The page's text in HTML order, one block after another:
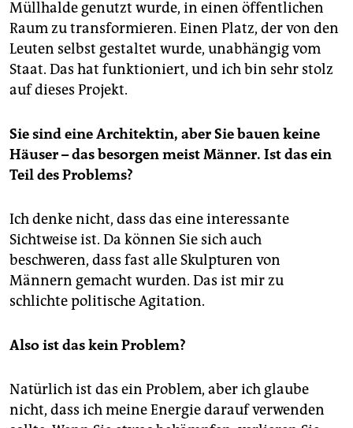
Müllhalde genutzt wurde, in einen öffentlichen
Raum zu transformieren. Einen Platz, der von den
Leuten selbst gestaltet wurde, unabhängig vom
Staat. Das hat funktioniert, und ich bin sehr stolz
auf dieses Projekt.
Sie sind eine Architektin, aber Sie bauen keine
Häuser – das besorgen meist Männer. Ist das ein
Teil des Problems?
Ich denke nicht, dass das eine interessante
Sichtweise ist. Da können Sie sich auch
beschweren, dass fast alle Skulpturen von
Männern gemacht wurden. Das ist mir zu
schlichte politische Agitation.
Also ist das kein Problem?
Natürlich ist das ein Problem, aber ich glaube
nicht, dass ich meine Energie darauf verwenden